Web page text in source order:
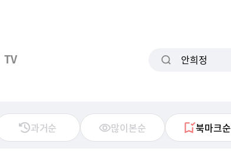
TV
과거순 많이본순 북마크순